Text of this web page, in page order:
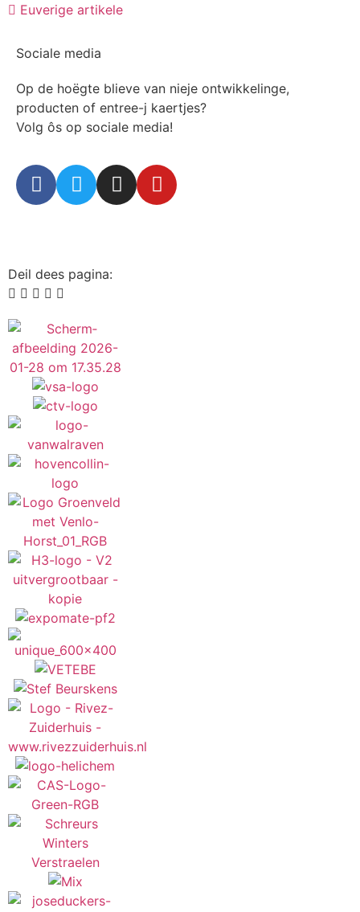
Euverige artikele
Sociale media
Op de hoëgte blieve van nieje ontwikkelinge,
producten of entree-j kaertjes?
Volg ôs op sociale media!
Deil dees pagina: